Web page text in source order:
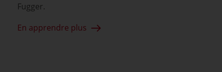
Fugger.
En apprendre plus